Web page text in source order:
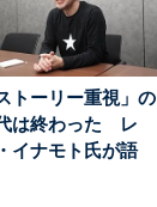
トーリー重視」の
は終わった レ
イナモト氏が語